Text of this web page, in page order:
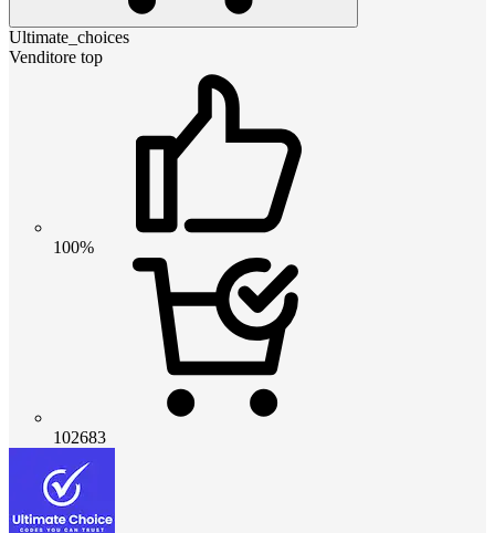
Ultimate_choices
Venditore top
100%
102683